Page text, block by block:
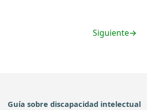
Siguiente→
Guía sobre discapacidad intelectual